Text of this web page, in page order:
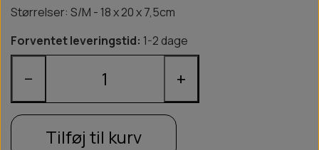
Størrelser: S/M - 18 x 20 x 7,5cm
Forventet leveringstid: 1-2 dage
− +
Tilføj til kurv